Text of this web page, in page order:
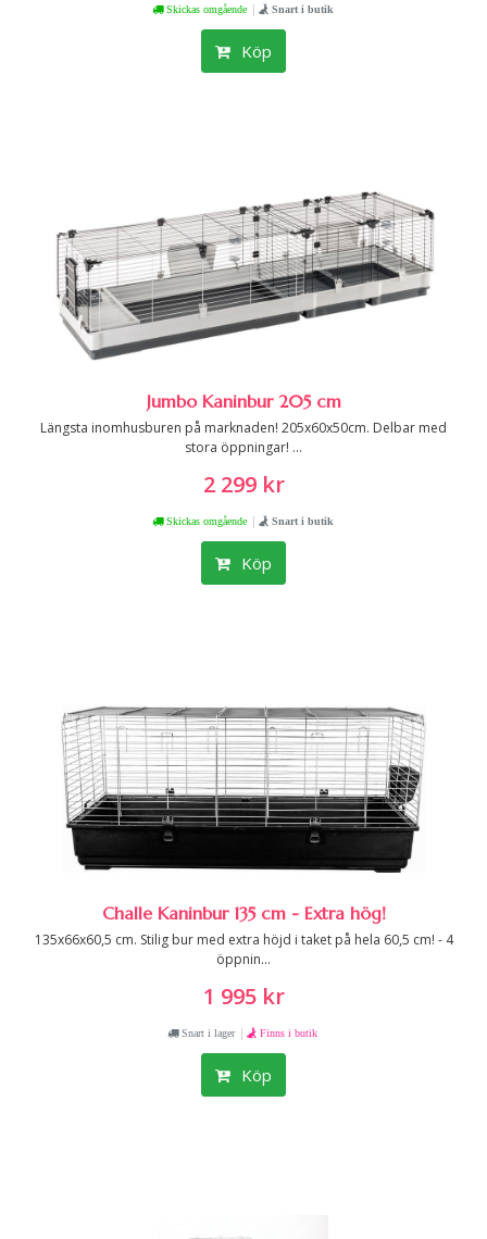
Skickas omgående | Snart i butik
Köp
Jumbo Kaninbur 205 cm
Längsta inomhusburen på marknaden! 205x60x50cm. Delbar med
stora öppningar! ...
2 299 kr
Skickas omgående | Snart i butik
Köp
Challe Kaninbur 135 cm - Extra hög!
135x66x60,5 cm. Stilig bur med extra höjd i taket på hela 60,5 cm! - 4
öppnin...
1 995 kr
Snart i lager | Finns i butik
Köp